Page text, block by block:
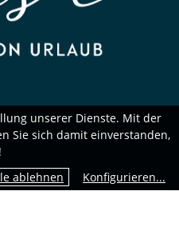
unserer Dienste. Mit der
Sie sich damit einverstanden,